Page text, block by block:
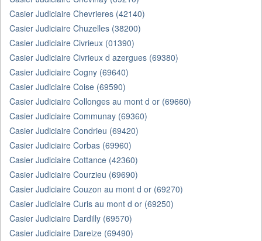
Casier Judiciaire Chevrieres (42140)
Casier Judiciaire Chuzelles (38200)
Casier Judiciaire Civrieux (01390)
Casier Judiciaire Civrieux d azergues (69380)
Casier Judiciaire Cogny (69640)
Casier Judiciaire Coise (69590)
Casier Judiciaire Collonges au mont d or (69660)
Casier Judiciaire Communay (69360)
Casier Judiciaire Condrieu (69420)
Casier Judiciaire Corbas (69960)
Casier Judiciaire Cottance (42360)
Casier Judiciaire Courzieu (69690)
Casier Judiciaire Couzon au mont d or (69270)
Casier Judiciaire Curis au mont d or (69250)
Casier Judiciaire Dardilly (69570)
Casier Judiciaire Dareize (69490)